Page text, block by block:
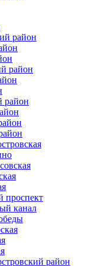
район
район
район
проспект
канал
район